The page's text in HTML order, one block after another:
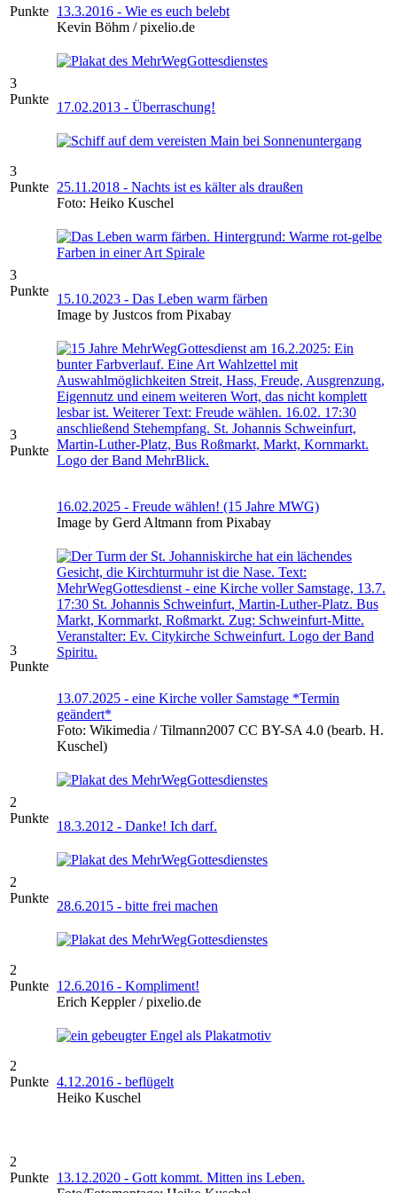
Punkte 13.3.2016 - Wie es euch belebt
Kevin Böhm / pixelio.de
3
Punkte
17.02.2013 - Überraschung!
3
Punkte 25.11.2018 - Nachts ist es kälter als draußen
Foto: Heiko Kuschel
3
Punkte
15.10.2023 - Das Leben warm färben
Image by Justcos from Pixabay
3
Punkte
16.02.2025 - Freude wählen! (15 Jahre MWG)
Image by Gerd Altmann from Pixabay
3
Punkte
13.07.2025 - eine Kirche voller Samstage *Termin
geändert*
Foto: Wikimedia / Tilmann2007 CC BY-SA 4.0 (bearb. H.
Kuschel)
2
Punkte
18.3.2012 - Danke! Ich darf.
2
Punkte
28.6.2015 - bitte frei machen
2
Punkte 12.6.2016 - Kompliment!
Erich Keppler / pixelio.de
2
Punkte 4.12.2016 - beflügelt
Heiko Kuschel
2
Punkte 13.12.2020 - Gott kommt. Mitten ins Leben.